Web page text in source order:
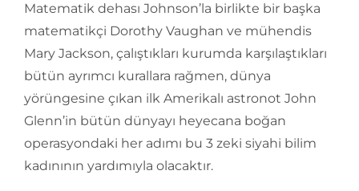
Matematik dehası Johnson’la birlikte bir başka
matematikçi Dorothy Vaughan ve mühendis
Mary Jackson, çalıştıkları kurumda karşılaştıkları
bütün ayrımcı kurallara rağmen, dünya
yörüngesine çıkan ilk Amerikalı astronot John
Glenn’in bütün dünyayı heyecana boğan
operasyondaki her adımı bu 3 zeki siyahi bilim
kadınının yardımıyla olacaktır.